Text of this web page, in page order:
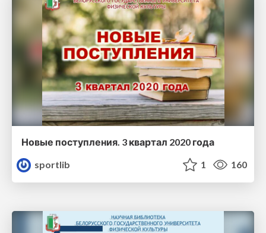
Новые поступления. 3 квартал 2020 года
sportlib
1 160